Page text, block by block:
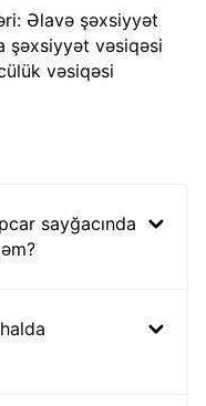
Əlavə şəxsiyyət
şəxsiyyət vəsiqəsi
vəsiqəsi
sayğacında